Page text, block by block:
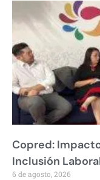
Copred:
Inclusión
6 de agosto, 2026